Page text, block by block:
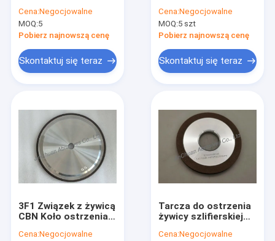
Produkty
Filmy
O nas
Narzędzia węglowe
Koło ostrzające
diamenty
Cena:Negocjowalne
MOQ:5
Pobierz najnowszą cenę
Skontaktuj się teraz
tarcza ścierna o
ziarnistości 175
Cena:Negocjowalne
MOQ:5 szt
Pobierz najnowszą cenę
Skontaktuj się teraz
3F1 Związek z żywicą
CBN Koło ostrzenia
Cena:Negocjowalne
Tarcza do ostrzenia
żywicy szlifierskiej
8mm
Cena:Negocjowalne